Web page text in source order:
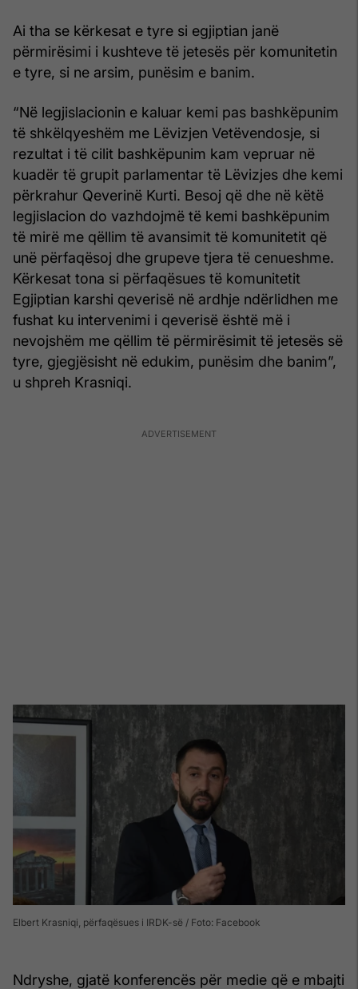
Ai tha se kërkesat e tyre si egjiptian janë
përmirësimi i kushteve të jetesës për komunitetin
e tyre, si ne arsim, punësim e banim.
“Në legjislacionin e kaluar kemi pas bashkëpunim
të shkëlqyeshëm me Lëvizjen Vetëvendosje, si
rezultat i të cilit bashkëpunim kam vepruar në
kuadër të grupit parlamentar të Lëvizjes dhe kemi
përkrahur Qeverinë Kurti. Besoj që dhe në këtë
legjislacion do vazhdojmë të kemi bashkëpunim
të mirë me qëllim të avansimit të komunitetit që
unë përfaqësoj dhe grupeve tjera të cenueshme.
Kërkesat tona si përfaqësues të komunitetit
Egjiptian karshi qeverisë në ardhje ndërlidhen me
fushat ku intervenimi i qeverisë është më i
nevojshëm me qëllim të përmirësimit të jetesës së
tyre, gjegjësisht në edukim, punësim dhe banim”,
u shpreh Krasniqi.
Elbert Krasniqi, përfaqësues i IRDK-së / Foto: Facebook
Ndryshe, gjatë konferencës për medie që e mbajti